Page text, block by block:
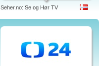
Seher.no: Se og Hør TV